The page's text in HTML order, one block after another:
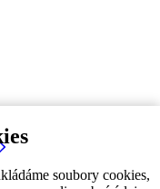
soubory cookies,